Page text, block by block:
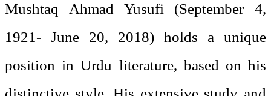
Mushtaq Ahmad Yusufi (September 4,
1921- June 20, 2018) holds a unique
position in Urdu literature, based on his